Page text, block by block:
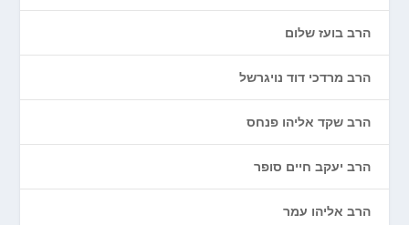
הרב בועז שלום
הרב מרדכי דוד נויגרשל
הרב שקד אליהו פנחס
הרב יעקב חיים סופר
הרב אליהו עמר